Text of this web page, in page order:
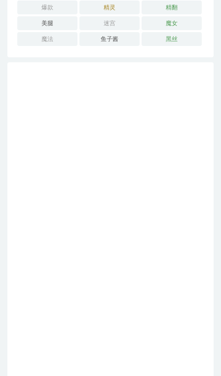
爆款 精灵 精翻
美腿 迷宫 魔女
魔法 鱼子酱 黑丝